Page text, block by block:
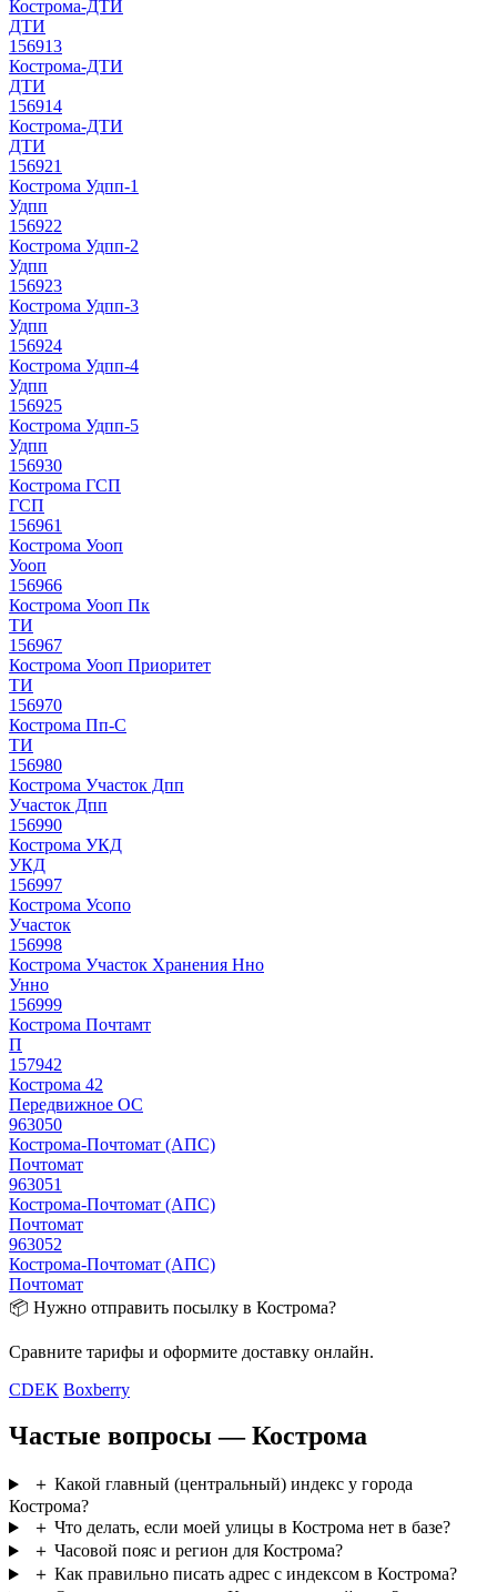
Кострома-ДТИ
ДТИ
156913
Кострома-ДТИ
ДТИ
156914
Кострома-ДТИ
ДТИ
156921
Кострома Удпп-1
Удпп
156922
Кострома Удпп-2
Удпп
156923
Кострома Удпп-3
Удпп
156924
Кострома Удпп-4
Удпп
156925
Кострома Удпп-5
Удпп
156930
Кострома ГСП
ГСП
156961
Кострома Уооп
Уооп
156966
Кострома Уооп Пк
ТИ
156967
Кострома Уооп Приоритет
ТИ
156970
Кострома Пп-С
ТИ
156980
Кострома Участок Дпп
Участок Дпп
156990
Кострома УКД
УКД
156997
Кострома Усопо
Участок
156998
Кострома Участок Хранения Нно
Унно
156999
Кострома Почтамт
П
157942
Кострома 42
Передвижное ОС
963050
Кострома-Почтомат (АПС)
Почтомат
963051
Кострома-Почтомат (АПС)
Почтомат
963052
Кострома-Почтомат (АПС)
Почтомат
📦 Нужно отправить посылку в Кострома?
Сравните тарифы и оформите доставку онлайн.
CDEK Boxberry
Частые вопросы — Кострома
＋ Какой главный (центральный) индекс у города
Кострома?
＋ Что делать, если моей улицы в Кострома нет в базе?
＋ Часовой пояс и регион для Кострома?
＋ Как правильно писать адрес с индексом в Кострома?